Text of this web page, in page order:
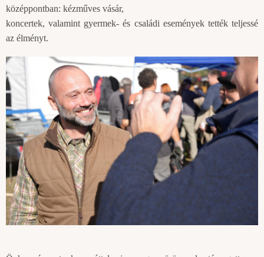
középpontban: kézműves vásár,
koncertek, valamint gyermek- és családi események tették teljessé
az élményt.